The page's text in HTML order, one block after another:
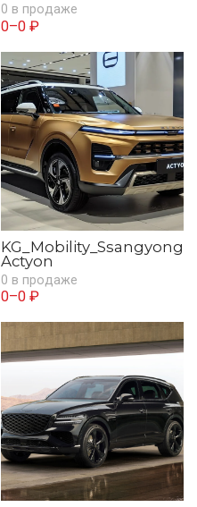
0 в продаже
0–0 ₽
KG_Mobility_Ssangyong
Actyon
0 в продаже
0–0 ₽